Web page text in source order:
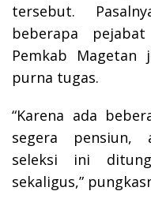
tersebut.
beberapa
Pemkab Magetan
purna tugas.
“Karena ada
segera pensiun,
seleksi ini
sekaligus,”